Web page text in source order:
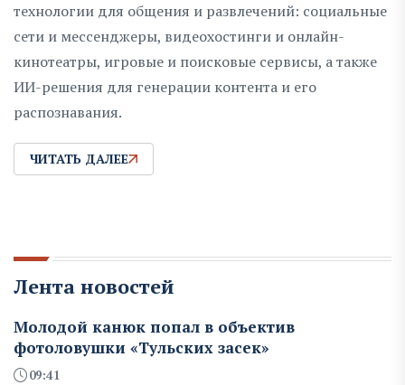
технологии для общения и развлечений: социальные
сети и мессенджеры, видеохостинги и онлайн-
кинотеатры, игровые и поисковые сервисы, а также
ИИ-решения для генерации контента и его
распознавания.
ЧИТАТЬ ДАЛЕЕ
Лента новостей
Молодой канюк попал в объектив
фотоловушки «Тульских засек»
09:41